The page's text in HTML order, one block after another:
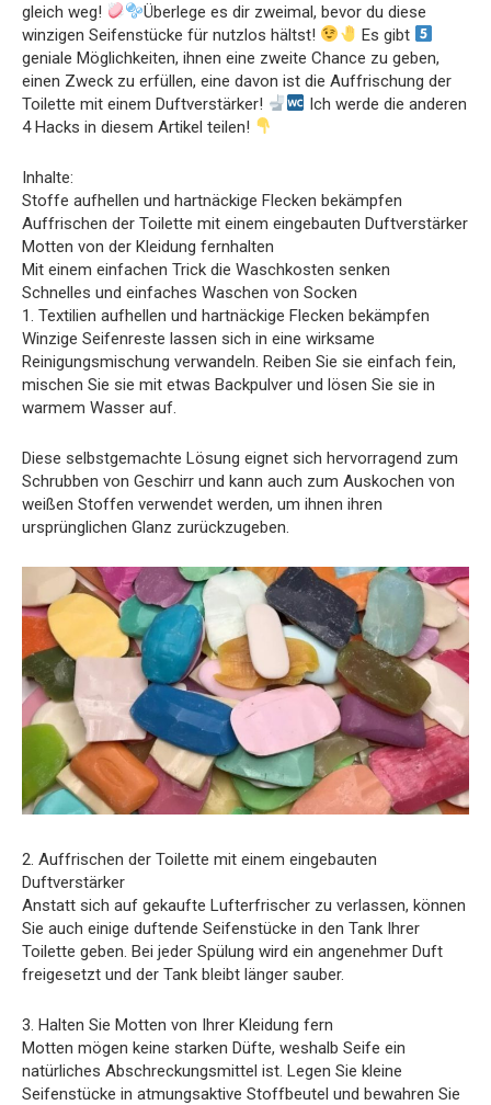
gleich weg!
Überlege es dir zweimal, bevor du diese
winzigen Seifenstücke für nutzlos hältst!
Es gibt
geniale Möglichkeiten, ihnen eine zweite Chance zu geben,
einen Zweck zu erfüllen, eine davon ist die Auffrischung der
Toilette mit einem Duftverstärker!
Ich werde die anderen
4 Hacks in diesem Artikel teilen!
Inhalte:
Stoffe aufhellen und hartnäckige Flecken bekämpfen
Auffrischen der Toilette mit einem eingebauten Duftverstärker
Motten von der Kleidung fernhalten
Mit einem einfachen Trick die Waschkosten senken
Schnelles und einfaches Waschen von Socken
1. Textilien aufhellen und hartnäckige Flecken bekämpfen
Winzige Seifenreste lassen sich in eine wirksame
Reinigungsmischung verwandeln. Reiben Sie sie einfach fein,
mischen Sie sie mit etwas Backpulver und lösen Sie sie in
warmem Wasser auf.
Diese selbstgemachte Lösung eignet sich hervorragend zum
Schrubben von Geschirr und kann auch zum Auskochen von
weißen Stoffen verwendet werden, um ihnen ihren
ursprünglichen Glanz zurückzugeben.
2. Auffrischen der Toilette mit einem eingebauten
Duftverstärker
Anstatt sich auf gekaufte Lufterfrischer zu verlassen, können
Sie auch einige duftende Seifenstücke in den Tank Ihrer
Toilette geben. Bei jeder Spülung wird ein angenehmer Duft
freigesetzt und der Tank bleibt länger sauber.
3. Halten Sie Motten von Ihrer Kleidung fern
Motten mögen keine starken Düfte, weshalb Seife ein
natürliches Abschreckungsmittel ist. Legen Sie kleine
Seifenstücke in atmungsaktive Stoffbeutel und bewahren Sie